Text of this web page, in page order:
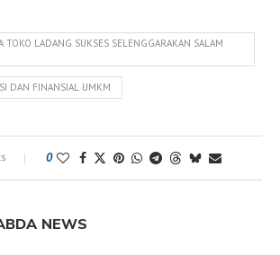
TOKO LADANG SUKSES SELENGGARAKAN SALAM
DAN FINANSIAL UMKM
0
NEWS